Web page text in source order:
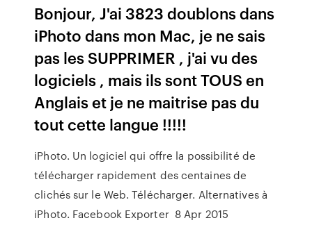
Bonjour, J'ai 3823 doublons dans
iPhoto dans mon Mac, je ne sais
pas les SUPPRIMER , j'ai vu des
logiciels , mais ils sont TOUS en
Anglais et je ne maitrise pas du
tout cette langue !!!!!
iPhoto. Un logiciel qui offre la possibilité de
télécharger rapidement des centaines de
clichés sur le Web. Télécharger. Alternatives à
iPhoto. Facebook Exporter 8 Apr 2015